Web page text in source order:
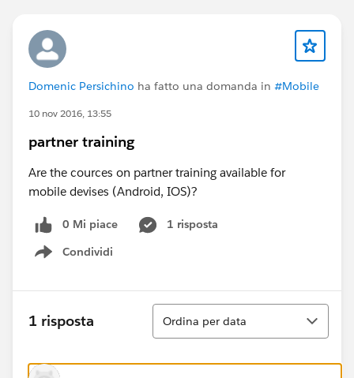
Domenic Persichino ha fatto una domanda in #Mobile
10 nov 2016, 13:55
partner training
Are the cources on partner training available for
mobile devises (Android, IOS)?
0 Mi piace
1 risposta
Condividi
Show menu
1 risposta
Ordina
Ordina per data